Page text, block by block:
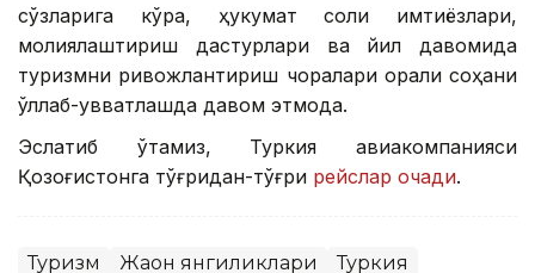
сўзларига кўра, ҳукумат солиқ имтиёзлари,
молиялаштириш дастурлари ва йил давомида
туризмни ривожлантириш чоралари орқали соҳани
қўллаб-қувватлашда давом этмоқда.
Эслатиб ўтамиз, Туркия авиакомпанияси
Қозоғистонга тўғридан-тўғри рейслар очади.
Туризм Жаҳон янгиликлари Туркия